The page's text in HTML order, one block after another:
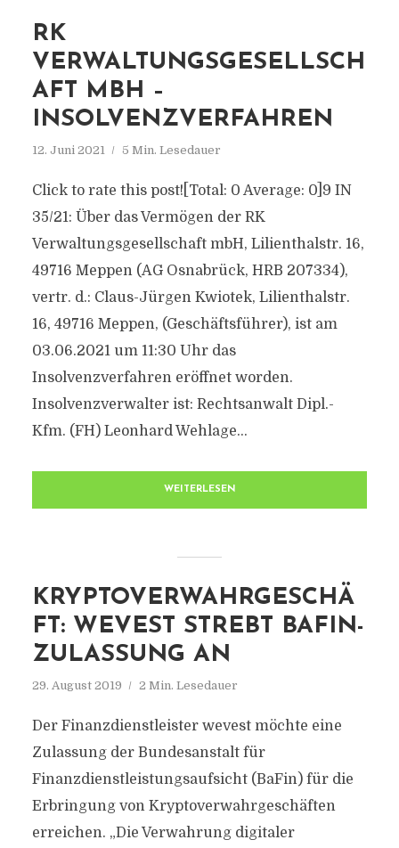
RK
VERWALTUNGSGESELLSCH
AFT MBH –
INSOLVENZVERFAHREN
12. Juni 2021 5 Min. Lesedauer
Click to rate this post![Total: 0 Average: 0]9 IN
35/21: Über das Vermögen der RK
Verwaltungsgesellschaft mbH, Lilienthalstr. 16,
49716 Meppen (AG Osnabrück, HRB 207334),
vertr. d.: Claus-Jürgen Kwiotek, Lilienthalstr.
16, 49716 Meppen, (Geschäftsführer), ist am
03.06.2021 um 11:30 Uhr das
Insolvenzverfahren eröffnet worden.
Insolvenzverwalter ist: Rechtsanwalt Dipl.-
Kfm. (FH) Leonhard Wehlage...
WEITERLESEN
KRYPTOVERWAHRGESCHÄ
FT: WEVEST STREBT BAFIN-
ZULASSUNG AN
29. August 2019 2 Min. Lesedauer
Der Finanzdienstleister wevest möchte eine
Zulassung der Bundesanstalt für
Finanzdienstleistungsaufsicht (BaFin) für die
Erbringung von Kryptoverwahrgeschäften
erreichen. „Die Verwahrung digitaler